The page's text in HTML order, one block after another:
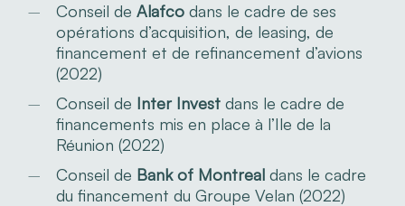
Conseil de Alafcodans le cadre de ses
opérations d’acquisition, de leasing, de
financement et de refinancement d’avions
(2022)
Conseil de Inter Investdans le cadre de
financements mis en place à l’Ile de la
Réunion (2022)
Conseil de Bank of Montrealdans le cadre
du financement du Groupe Velan (2022)